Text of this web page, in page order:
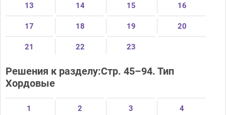
13 14 15 16
17 18 19 20
21 22 23
Решения к разделу:Стр. 45–94. Тип
Хордовые
1 2 3 4